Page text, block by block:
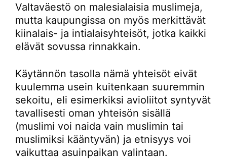
Valtaväestö on malesialaisia muslimeja,
mutta kaupungissa on myös merkittävät
kiinalais- ja intialaisyhteisöt, jotka kaikki
elävät sovussa rinnakkain.
Käytännön tasolla nämä yhteisöt eivät
kuulemma usein kuitenkaan suuremmin
sekoitu, eli esimerkiksi avioliitot syntyvät
tavallisesti oman yhteisön sisällä
(muslimi voi naida vain muslimin tai
muslimiksi kääntyvän) ja etnisyys voi
vaikuttaa asuinpaikan valintaan.